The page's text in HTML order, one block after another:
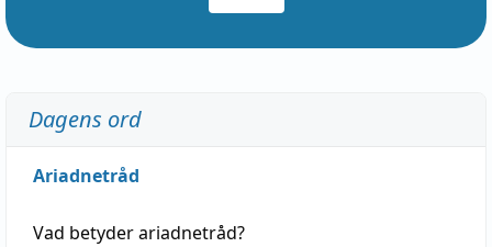
Dagens ord
Ariadnetråd
Vad betyderariadnetråd?